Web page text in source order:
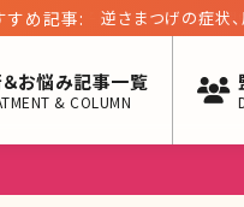
すめ記事: 逆さまつげの症状
お悩み記事一覧
& COLUMN